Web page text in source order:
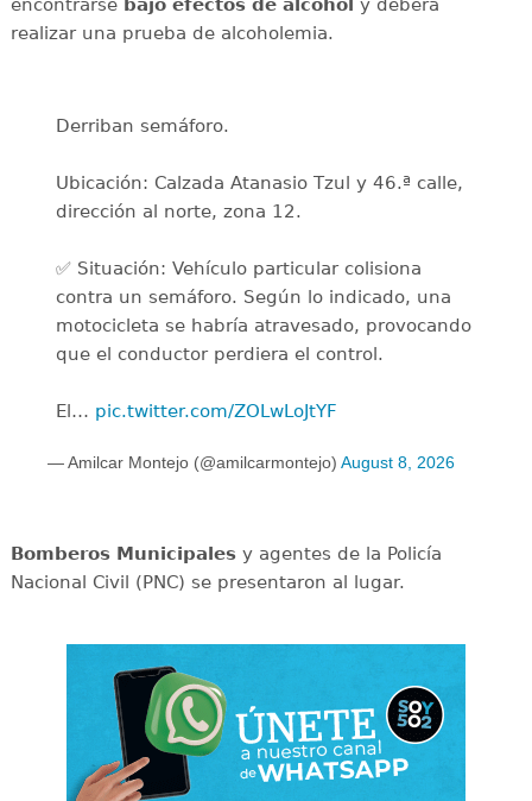
encontrarse bajo efectos de alcohol y deberá
realizar una prueba de alcoholemia.
Derriban semáforo.
Ubicación: Calzada Atanasio Tzul y 46.ª calle,
dirección al norte, zona 12.
✅ Situación: Vehículo particular colisiona
contra un semáforo. Según lo indicado, una
motocicleta se habría atravesado, provocando
que el conductor perdiera el control.
El… pic.twitter.com/ZOLwLoJtYF
— Amilcar Montejo (@amilcarmontejo) August 8, 2026
Bomberos Municipalesy agentes de la Policía
Nacional Civil (PNC) se presentaron al lugar.